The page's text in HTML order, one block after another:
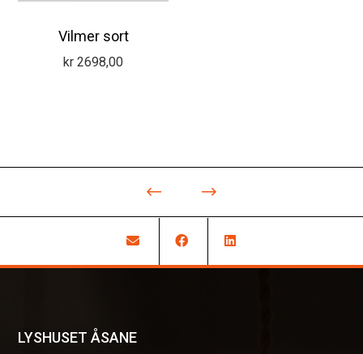
Vilmer sort
kr 2698,00
LYSHUSET ÅSANE